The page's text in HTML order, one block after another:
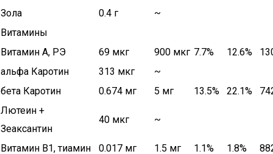
Зола
0.4 г
~
Витамины
Витамин А, РЭ
69 мкг 900 мкг 7.7% 12.6%
альфа Каротин
313 мкг
~
бета Каротин
0.674 мг 5 мг 13.5% 22.1%
Лютеин +
Зеаксантин
40 мкг ~
Витамин В1, тиамин 0.017 мг 1.5 мг 1.1% 1.8%